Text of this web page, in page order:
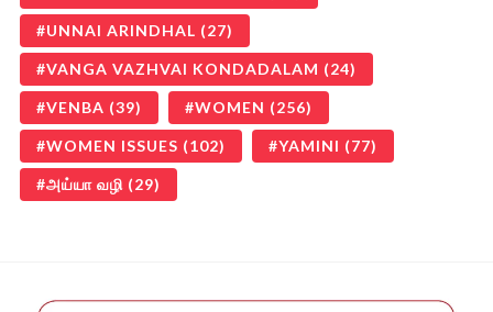
UNNAI ARINDHAL (27)
VANGA VAZHVAI KONDADALAM (24)
VENBA (39) WOMEN (256)
WOMEN ISSUES (102) YAMINI (77)
அய்யா வழி (29)